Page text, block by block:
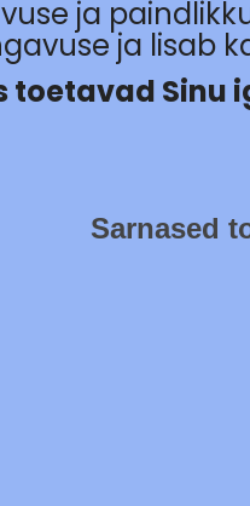
ja
ja lisab
toetavad Sinu
Sarnased